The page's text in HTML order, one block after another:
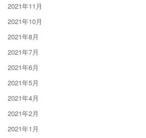
2021年11月
2021年10月
2021年8月
2021年7月
2021年6月
2021年5月
2021年4月
2021年2月
2021年1月